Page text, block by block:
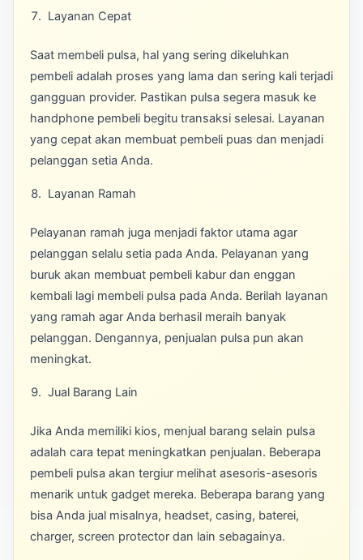
Layanan Cepat
Saat membeli pulsa, hal yang sering dikeluhkan
pembeli adalah proses yang lama dan sering kali terjadi
gangguan provider. Pastikan pulsa segera masuk ke
handphone pembeli begitu transaksi selesai. Layanan
yang cepat akan membuat pembeli puas dan menjadi
pelanggan setia Anda.
Layanan Ramah
Pelayanan ramah juga menjadi faktor utama agar
pelanggan selalu setia pada Anda. Pelayanan yang
buruk akan membuat pembeli kabur dan enggan
kembali lagi membeli pulsa pada Anda. Berilah layanan
yang ramah agar Anda berhasil meraih banyak
pelanggan. Dengannya, penjualan pulsa pun akan
meningkat.
Jual Barang Lain
Jika Anda memiliki kios, menjual barang selain pulsa
adalah cara tepat meningkatkan penjualan. Beberapa
pembeli pulsa akan tergiur melihat asesoris-asesoris
menarik untuk gadget mereka. Beberapa barang yang
bisa Anda jual misalnya, headset, casing, baterei,
charger, screen protector dan lain sebagainya.